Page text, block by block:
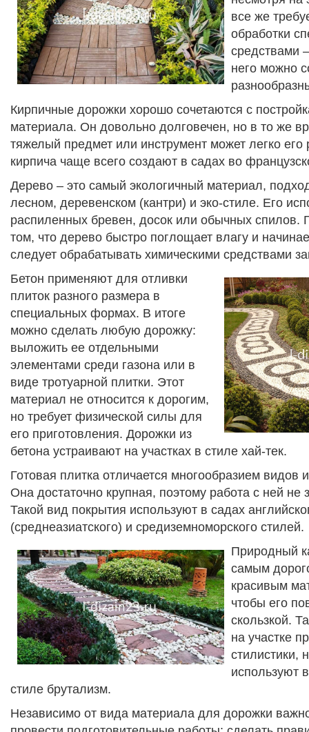
все же
обработки
средствами
него можно
Кирпичные дорожки хорошо сочетаются с
материала. Он довольно долговечен, но в то же
тяжелый предмет или инструмент может легко его
кирпича чаще всего создают в садах во
Дерево – это самый экологичный материал,
лесном, деревенском (кантри) и эко-стиле. Его
распиленных бревен, досок или обычных спилов.
том, что дерево быстро поглощает влагу и
следует обрабатывать химическими средствами
Бетон применяют для отливки
плиток разного размера в
специальных формах. В итоге
можно сделать любую дорожку:
выложить ее отдельными
элементами среди газона или в
виде тротуарной плитки. Этот
материал не относится к дорогим,
но требует физической силы для
его приготовления. Дорожки из
бетона устраивают на участках в стиле хай-тек.
Готовая плитка отличается многообразием видов
Она достаточно крупная, поэтому работа с ней не
Такой вид покрытия используют в садах
(среднеазиатского) и средиземноморского стилей.
Природный
самым
красивым
чтобы его
скользкой.
на участке
стилистики,
используют
стиле брутализм.
Независимо от вида материала для дорожки